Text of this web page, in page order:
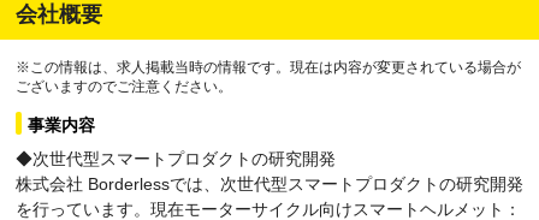
会社概要
※この情報は、求人掲載当時の情報です。現在は内容が変更されている場合が
ございますのでご注意ください。
事業内容
◆次世代型スマートプロダクトの研究開発
株式会社 Borderlessでは、次世代型スマートプロダクトの研究開発
を行っています。現在モーターサイクル向けスマートヘルメット：